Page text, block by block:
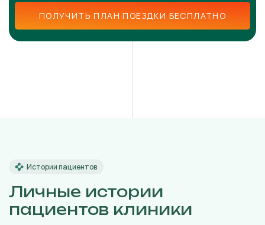
ПОЛУЧИТЬ ПЛАН ПОЕЗДКИ БЕСПЛАТНО
Истории пациентов
Личные истории
пациентов клиники